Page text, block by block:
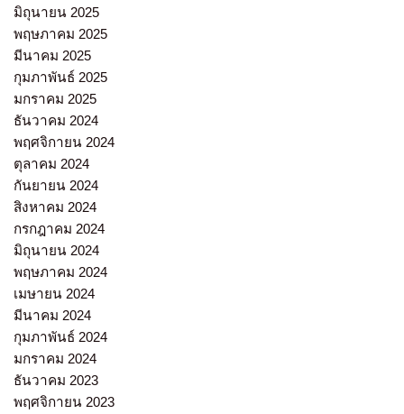
มิถุนายน 2025
พฤษภาคม 2025
มีนาคม 2025
กุมภาพันธ์ 2025
มกราคม 2025
ธันวาคม 2024
พฤศจิกายน 2024
ตุลาคม 2024
กันยายน 2024
สิงหาคม 2024
กรกฎาคม 2024
มิถุนายน 2024
พฤษภาคม 2024
เมษายน 2024
มีนาคม 2024
กุมภาพันธ์ 2024
มกราคม 2024
ธันวาคม 2023
พฤศจิกายน 2023